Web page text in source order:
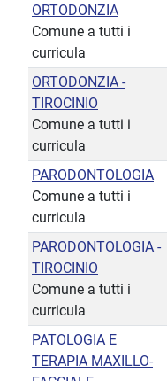
ORTODONZIA
Comune a tutti i
curricula
ORTODONZIA -
TIROCINIO
Comune a tutti i
curricula
PARODONTOLOGIA
Comune a tutti i
curricula
PARODONTOLOGIA -
TIROCINIO
Comune a tutti i
curricula
PATOLOGIA E
TERAPIA MAXILLO-